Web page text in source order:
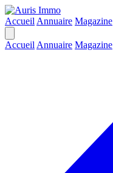
Accueil Annuaire Magazine
Accueil Annuaire Magazine